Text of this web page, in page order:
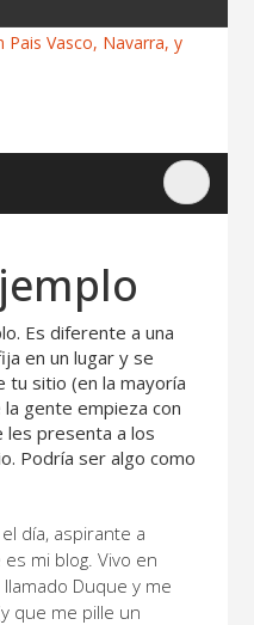
Es diferente a una
en un lugar y se
tu sitio (en la mayoría
gente empieza con
les presenta a los
Podría ser algo como
día, aspirante a
mi blog. Vivo en
Duque y me
que me pille un